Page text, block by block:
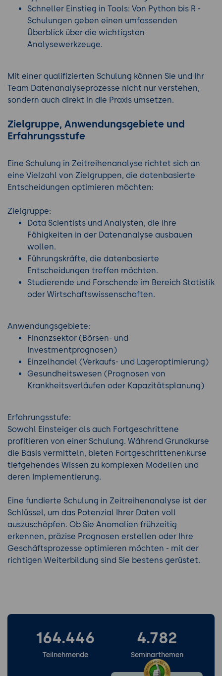
Schneller Einstieg in Tools: Von Python bis R -
Schulungen geben einen umfassenden
Überblick über die wichtigsten
Analysewerkzeuge.
Mit einer qualifizierten Schulung können Sie und Ihr
Team Datenanalyseprozesse nicht nur verstehen,
sondern auch direkt in die Praxis umsetzen.
Zielgruppe, Anwendungsgebiete und
Erfahrungsstufe
Eine Schulung in Zeitreihenanalyse richtet sich an
eine Vielzahl von Zielgruppen, die datenbasierte
Entscheidungen optimieren möchten:
Zielgruppe:
Data Scientists und Analysten, die ihre
Fähigkeiten in der Datenanalyse ausbauen
wollen.
Führungskräfte, die datenbasierte
Entscheidungen treffen möchten.
Studierende und Forschende im Bereich Statistik
oder Wirtschaftswissenschaften.
Anwendungsgebiete:
Finanzsektor (Börsen- und
Investmentprognosen)
Einzelhandel (Verkaufs- und Lageroptimierung)
Gesundheitswesen (Prognosen von
Krankheitsverläufen oder Kapazitätsplanung)
Erfahrungsstufe:
Sowohl Einsteiger als auch Fortgeschrittene
profitieren von einer Schulung. Während Grundkurse
die Basis vermitteln, bieten Fortgeschrittenenkurse
tiefgehendes Wissen zu komplexen Modellen und
deren Implementierung.
Eine fundierte Schulung in Zeitreihenanalyse ist der
Schlüssel, um das Potenzial Ihrer Daten voll
auszuschöpfen. Ob Sie Anomalien frühzeitig
erkennen, präzise Prognosen erstellen oder Ihre
Geschäftsprozesse optimieren möchten - mit der
richtigen Weiterbildung sind Sie bestens gerüstet.
164.446
Teilnehmende
4.782
Seminarthemen